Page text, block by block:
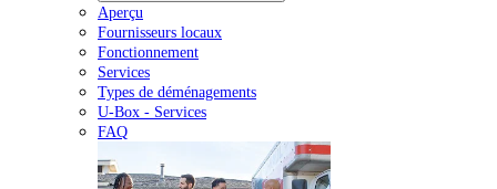
Aperçu
Fournisseurs locaux
Fonctionnement
Services
Types de déménagements
U-Box - Services
FAQ